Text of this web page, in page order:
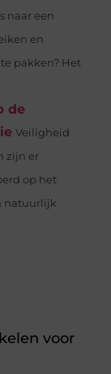
naar een
en
pakken? Het
de
Veiligheid
zijn er
op het
natuurlijk
voor